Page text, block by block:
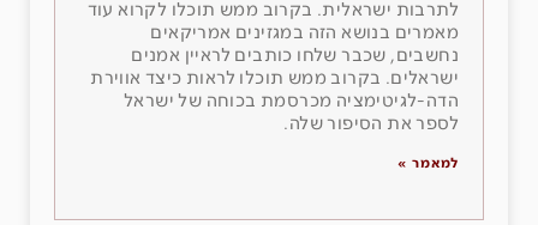
לתרבות ישראלית. בקרוב ממש תוכלו לקרוא עוד
מאמרים בנושא הזה במגזינים אמריקאים
נחשבים, שכבר שלחו כותבים לראיין אמנים
ישראלים. בקרוב ממש תוכלו לראות כיצד אווירת
הדה-לגיטימציה מכרסמת בכוחה של ישראל
לספר את הסיפור שלה.
למאמר »